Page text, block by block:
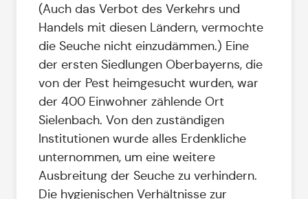
(Auch das Verbot des Verkehrs und
Handels mit diesen Ländern, vermochte
die Seuche nicht einzudämmen.) Eine
der ersten Siedlungen Oberbayerns, die
von der Pest heimgesucht wurden, war
der 400 Einwohner zählende Ort
Sielenbach. Von den zuständigen
Institutionen wurde alles Erdenkliche
unternommen, um eine weitere
Ausbreitung der Seuche zu verhindern.
Die hygienischen Verhältnisse zur